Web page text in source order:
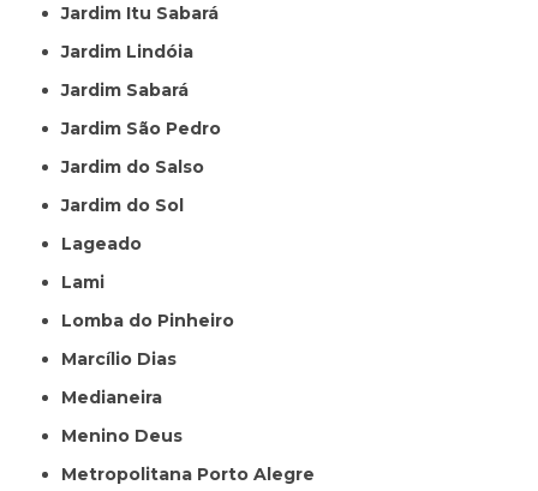
Jardim Itu Sabará
Jardim Lindóia
Jardim Sabará
Jardim São Pedro
Jardim do Salso
Jardim do Sol
Lageado
Lami
Lomba do Pinheiro
Marcílio Dias
Medianeira
Menino Deus
Metropolitana Porto Alegre